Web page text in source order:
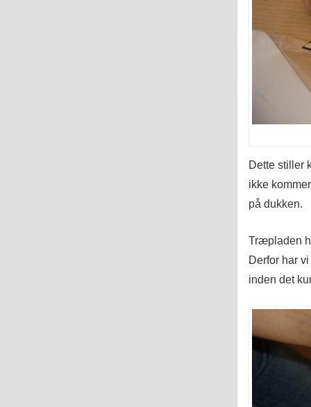
Dette stiller
ikke
på dukken.
Træpladen
Derfor har
inden det